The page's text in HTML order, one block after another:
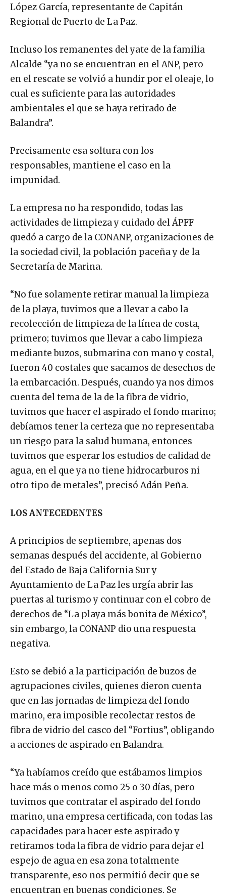
López García, representante de Capitán
Regional de Puerto de La Paz.
Incluso los remanentes del yate de la familia
Alcalde “ya no se encuentran en el ANP, pero
en el rescate se volvió a hundir por el oleaje, lo
cual es suficiente para las autoridades
ambientales el que se haya retirado de
Balandra”.
Precisamente esa soltura con los
responsables, mantiene el caso en la
impunidad.
La empresa no ha respondido, todas las
actividades de limpieza y cuidado del ÁPFF
quedó a cargo de la CONANP, organizaciones de
la sociedad civil, la población paceña y de la
Secretaría de Marina.
“No fue solamente retirar manual la limpieza
de la playa, tuvimos que a llevar a cabo la
recolección de limpieza de la línea de costa,
primero; tuvimos que llevar a cabo limpieza
mediante buzos, submarina con mano y costal,
fueron 40 costales que sacamos de desechos de
la embarcación. Después, cuando ya nos dimos
cuenta del tema de la de la fibra de vidrio,
tuvimos que hacer el aspirado el fondo marino;
debíamos tener la certeza que no representaba
un riesgo para la salud humana, entonces
tuvimos que esperar los estudios de calidad de
agua, en el que ya no tiene hidrocarburos ni
otro tipo de metales”, precisó Adán Peña.
LOS ANTECEDENTES
A principios de septiembre, apenas dos
semanas después del accidente, al Gobierno
del Estado de Baja California Sur y
Ayuntamiento de La Paz les urgía abrir las
puertas al turismo y continuar con el cobro de
derechos de “La playa más bonita de México”,
sin embargo, la CONANP dio una respuesta
negativa.
Esto se debió a la participación de buzos de
agrupaciones civiles, quienes dieron cuenta
que en las jornadas de limpieza del fondo
marino, era imposible recolectar restos de
fibra de vidrio del casco del “Fortius”, obligando
a acciones de aspirado en Balandra.
“Ya habíamos creído que estábamos limpios
hace más o menos como 25 o 30 días, pero
tuvimos que contratar el aspirado del fondo
marino, una empresa certificada, con todas las
capacidades para hacer este aspirado y
retiramos toda la fibra de vidrio para dejar el
espejo de agua en esa zona totalmente
transparente, eso nos permitió decir que se
encuentran en buenas condiciones. Se